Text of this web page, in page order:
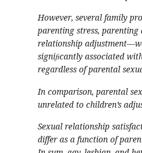
However, several family
parenting stress, parenting
relationship
signiﬁcantly associated
regardless of parental
In comparison, parental
unrelated to children’s
Sexual relationship
differ as a function of